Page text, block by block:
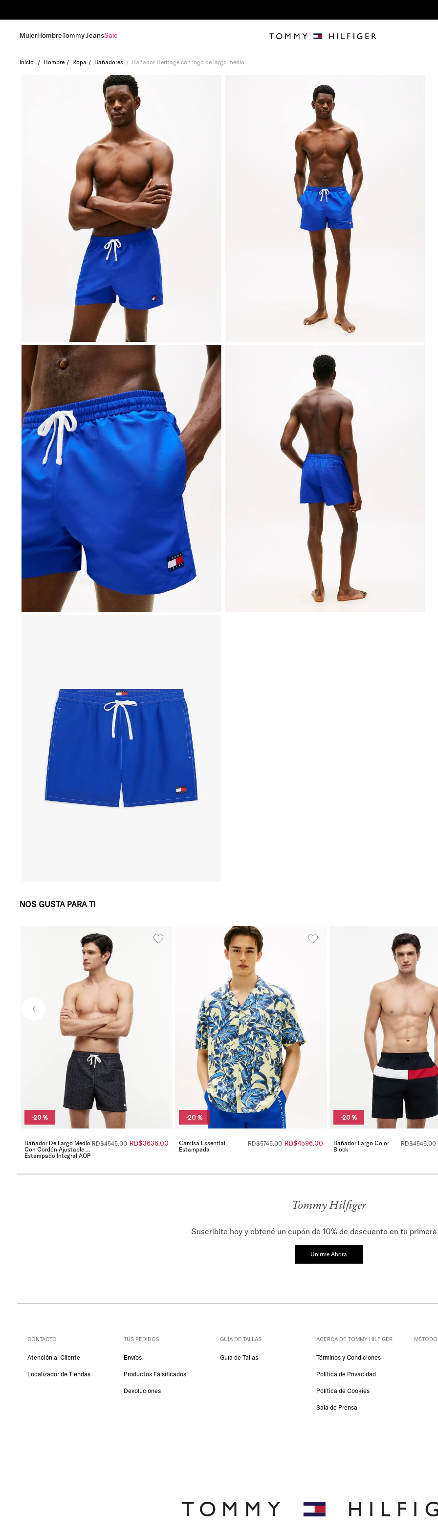
MujerHombreTommy JeansSale
Hombre Ropa Bañadores Bañador Heritage con logo de largo medio
NOS GUSTA PARA TI
-20 %
Bañador De Largo Medio
Con Cordón Ajustable Y
Estampado Integral AOP
RD$3636.00
RD$4545.00
-20 %
Camisa Essential
Estampada
RD$4596.00
RD$5745.00
-20 %
Bañador Largo Color
Block
RD$4545.00
Tommy Hilfiger
Suscribite hoy y obtené un cupón de 10% de descuento en tu
Unirme Ahora
CONTACTO
Atención al Cliente
Localizador de Tiendas
TUS PEDIDOS
Envíos
Productos Falsificados
Devoluciones
GUÍA DE TALLAS
Guía de Tallas
ACERCA DE TOMMY HILFIGER
Términos y Condiciones
Política de Privacidad
Política de Cookies
Sala de Prensa